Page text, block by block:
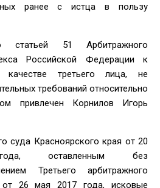
ранее с истца в пользу
статьей 51 Арбитражного
Российской Федерации к
третьего лица, не
требований относительно
привлечен Корнилов Игорь
суда Красноярского края от 20
оставленным без
Третьего арбитражного
от 26 мая 2017 года, исковые